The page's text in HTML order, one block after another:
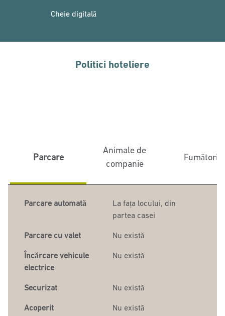
Cheie digitală
Politici hoteliere
Parcare
Animale de
companie
Fumători
Parcare automată La fața locului, din
partea casei
Parcare cu valet Nu există
Încărcare vehicule
electrice
Nu există
Securizat Nu există
Acoperit Nu există